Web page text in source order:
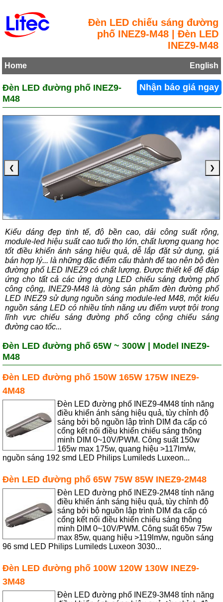
Đèn LED chiếu sáng đường
phố INEZ9-M48 | Đèn LED
INEZ9-M48
Home English
Nhận báo giá ngay
Đèn LED đường phố INEZ9-
M48
❮ ❯
Kiểu dáng đẹp tinh tế, độ bền cao, dải công suất rộng,
module-led hiệu suất cao tuổi thọ lớn, chất lượng quang học
tốt điều khiển ánh sáng hiệu quả, dễ lắp đặt sử dụng, giá
bán hợp lý... là những đặc điểm cấu thành để tạo nên bộ đèn
đường phố LED INEZ9 có chất lượng. Được thiết kế để đáp
ứng cho tất cả các ứng dụng LED chiếu sáng đường phố
công cộng, INEZ9-M48 là dòng sản phẩm đèn đường phố
LED INEZ9 sử dụng nguồn sáng module-led M48, một kiểu
nguồn sáng LED có nhiều tính năng ưu điểm vượt trội trong
lĩnh vực chiếu sáng đường phố công cộng chiếu sáng
đường cao tốc...
Đèn LED đường phố 65W ~ 300W | Model INEZ9-
M48
Đèn LED đường phố 150W 165W 175W INEZ9-
4M48
Đèn LED đường phố INEZ9-4M48 tính năng
điều khiển ánh sáng hiệu quả, tùy chỉnh độ
sáng bởi bộ nguồn lập trình DIM đa cấp có
cổng kết nối điều khiển chiếu sáng thông
minh DIM 0~10V/PWM. Công suất 150w
165w max 175w, quang hiệu >117lm/w,
nguồn sáng 192 smd LED Philips Lumileds Luxeon...
Đèn LED đường phố 65W 75W 85W INEZ9-2M48
Đèn LED đường phố INEZ9-2M48 tính năng
điều khiển ánh sáng hiệu quả, tùy chỉnh độ
sáng bởi bộ nguồn lập trình DIM đa cấp có
cổng kết nối điều khiển chiếu sáng thông
minh DIM 0~10V/PWM. Công suất 65w 75w
max 85w, quang hiệu >119lm/w, nguồn sáng
96 smd LED Philips Lumileds Luxeon 3030...
Đèn LED đường phố 100W 120W 130W INEZ9-
3M48
Đèn LED đường phố INEZ9-3M48 tính năng